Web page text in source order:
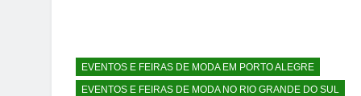
EVENTOS E FEIRAS DE MODA EM PORTO ALEGRE
EVENTOS E FEIRAS DE MODA NO RIO GRANDE DO SUL